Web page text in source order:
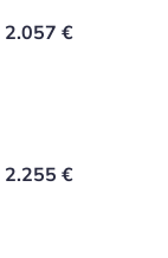
2.057 €
2.255 €